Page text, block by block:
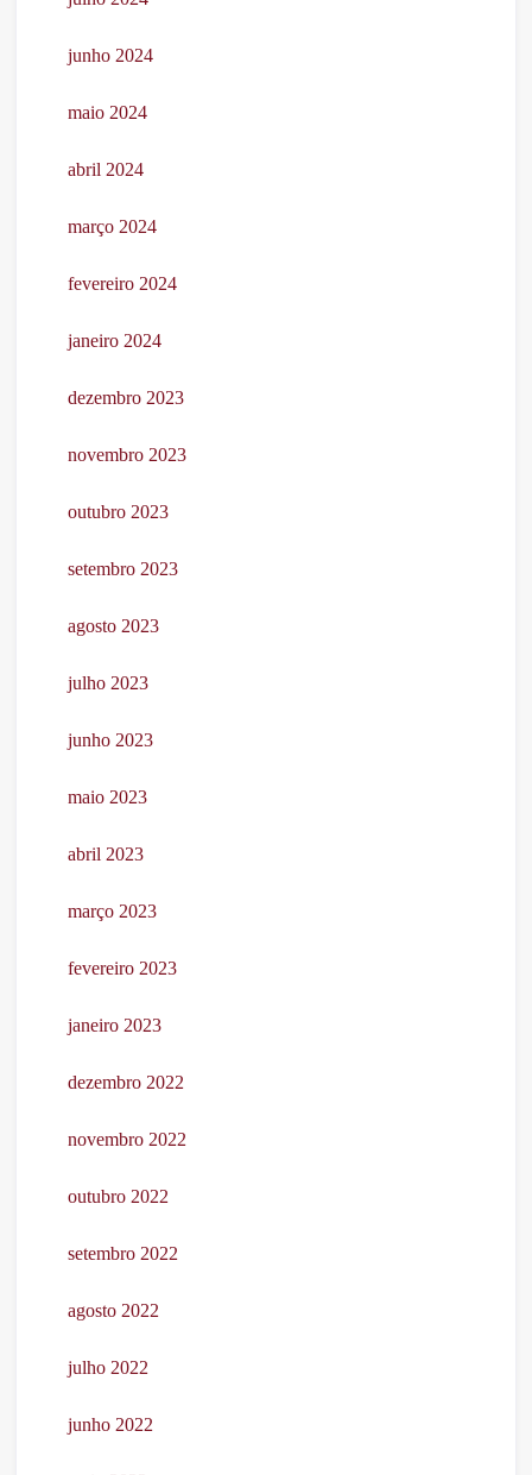
junho 2024
maio 2024
abril 2024
março 2024
fevereiro 2024
janeiro 2024
dezembro 2023
novembro 2023
outubro 2023
setembro 2023
agosto 2023
julho 2023
junho 2023
maio 2023
abril 2023
março 2023
fevereiro 2023
janeiro 2023
dezembro 2022
novembro 2022
outubro 2022
setembro 2022
agosto 2022
julho 2022
junho 2022